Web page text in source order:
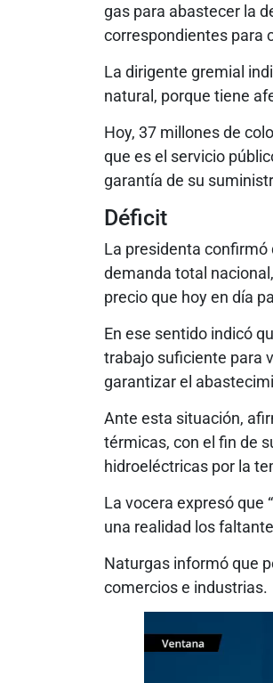
gas para abastecer la
correspondientes para
La dirigente gremial
natural, porque tiene
Hoy, 37 millones de
que es el servicio
garantía de su
Déficit
La presidenta confirmó
demanda total
precio que hoy en día
En ese sentido indicó
trabajo suficiente para
garantizar el
Ante esta situación,
térmicas, con el fin de
hidroeléctricas por la
La vocera expresó que
una realidad los
Naturgas informó que
comercios e industrias.